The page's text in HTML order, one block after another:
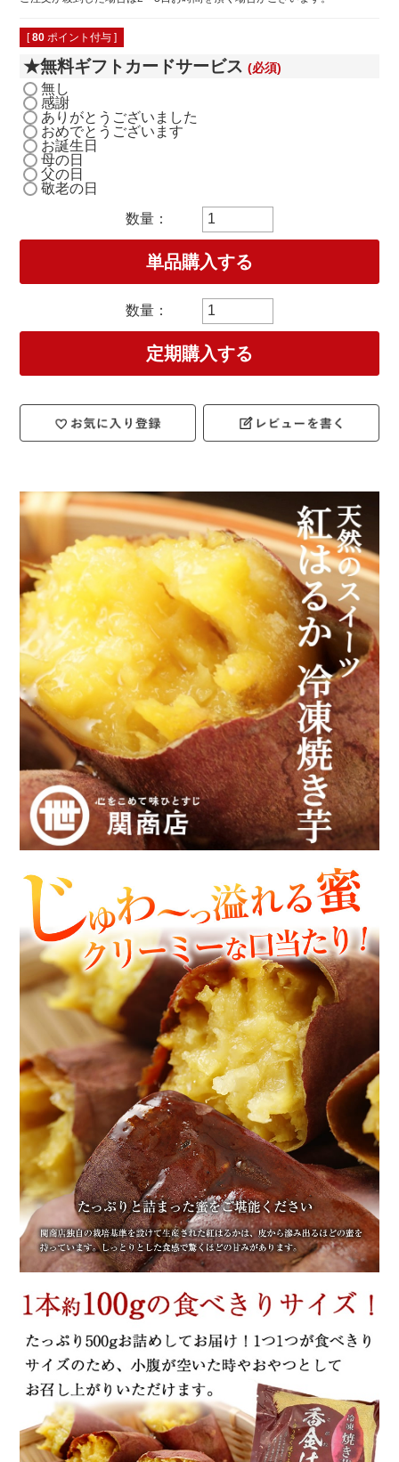
[ 80 ポイント付与 ]
★無料ギフトカードサービス(必須)
無し
感謝
ありがとうございました
おめでとうございます
お誕生日
母の日
父の日
敬老の日
単品購入する
定期購入する